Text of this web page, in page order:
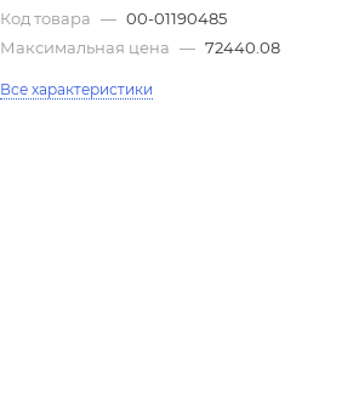
Код товара — 00-01190485
Максимальная цена — 72440.08
Все характеристики